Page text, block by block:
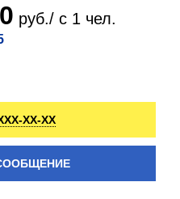
руб./ с 1 чел.
XX-XX